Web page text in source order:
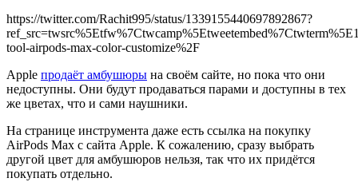
https://twitter.com/Rachit995/status/1339155440697892867?
tool-airpods-max-color-customize%2F
Apple продаёт амбушюры на своём сайте, но пока что они
недоступны. Они будут продаваться парами и доступны в тех
же цветах, что и сами наушники.
На странице инструмента даже есть ссылка на покупку
AirPods Max с сайта Apple. К сожалению, сразу выбрать
другой цвет для амбушюров нельзя, так что их придётся
покупать отдельно.